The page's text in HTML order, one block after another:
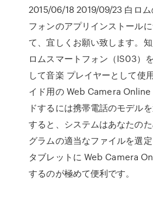
2015/06/18 2019/09/23 白ロ
フォンのアプリインストール
て、宜しくお願い致します。
ロムスマートフォン（IS03）
して音楽 プレイヤーとして使
イド用の Web Camera Online
ドするには携帯電話のモデル
すると、システムはあなたの
グラムの適当なファイルを選
タブレットに Web Camera
するのが極めて便利です。